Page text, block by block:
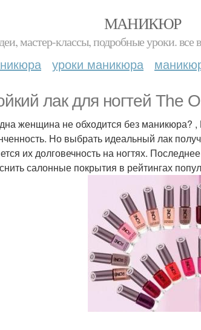
МАНИКЮР
мастер-классы, подробные уроки. все
уроки маникюра
лак для ногтей The
женщина не обходится без маникюра?
Но выбрать идеальный лак
их долговечность на ногтях.
салонные покрытия в рейтингах